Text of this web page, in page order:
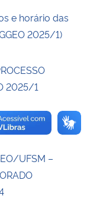
e horário das
2025/1)
2025/1
UFSM –